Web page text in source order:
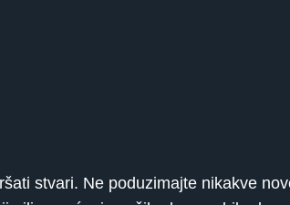
stvari. Ne poduzimajte nikakve